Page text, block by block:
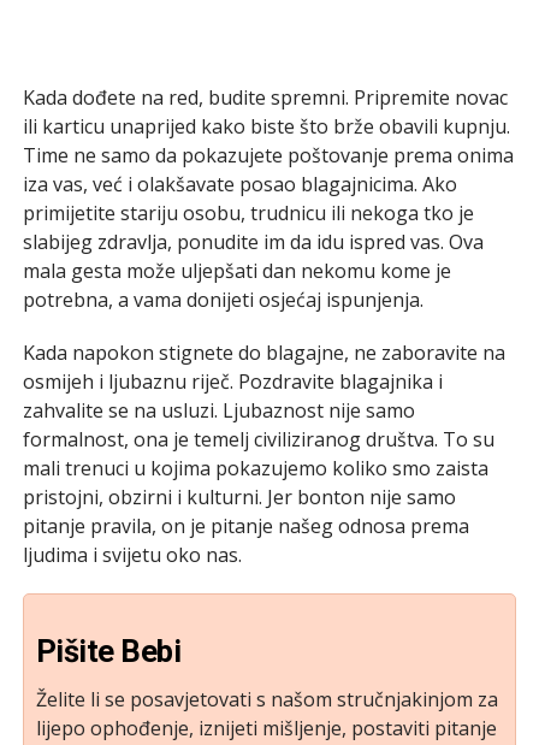
Kada dođete na red, budite spremni. Pripremite novac
ili karticu unaprijed kako biste što brže obavili kupnju.
Time ne samo da pokazujete poštovanje prema onima
iza vas, već i olakšavate posao blagajnicima. Ako
primijetite stariju osobu, trudnicu ili nekoga tko je
slabijeg zdravlja, ponudite im da idu ispred vas. Ova
mala gesta može uljepšati dan nekomu kome je
potrebna, a vama donijeti osjećaj ispunjenja.
Kada napokon stignete do blagajne, ne zaboravite na
osmijeh i ljubaznu riječ. Pozdravite blagajnika i
zahvalite se na usluzi. Ljubaznost nije samo
formalnost, ona je temelj civiliziranog društva. To su
mali trenuci u kojima pokazujemo koliko smo zaista
pristojni, obzirni i kulturni. Jer bonton nije samo
pitanje pravila, on je pitanje našeg odnosa prema
ljudima i svijetu oko nas.
Pišite Bebi
Želite li se posavjetovati s našom stručnjakinjom za
lijepo ophođenje, iznijeti mišljenje, postaviti pitanje